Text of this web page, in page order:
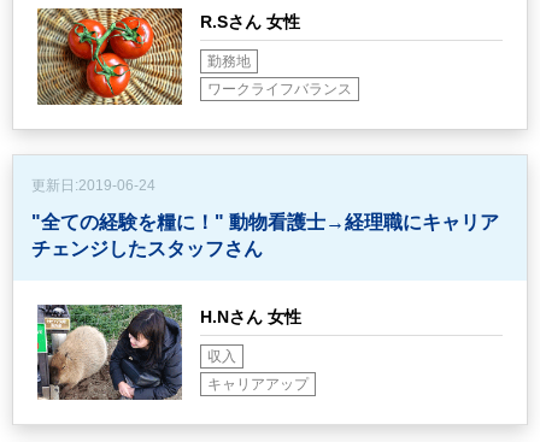
R.Sさん 女性
勤務地
ワークライフバランス
更新日:2019-06-24
"全ての経験を糧に！" 動物看護士→経理職にキャリア
チェンジしたスタッフさん
H.Nさん 女性
収入
キャリアアップ